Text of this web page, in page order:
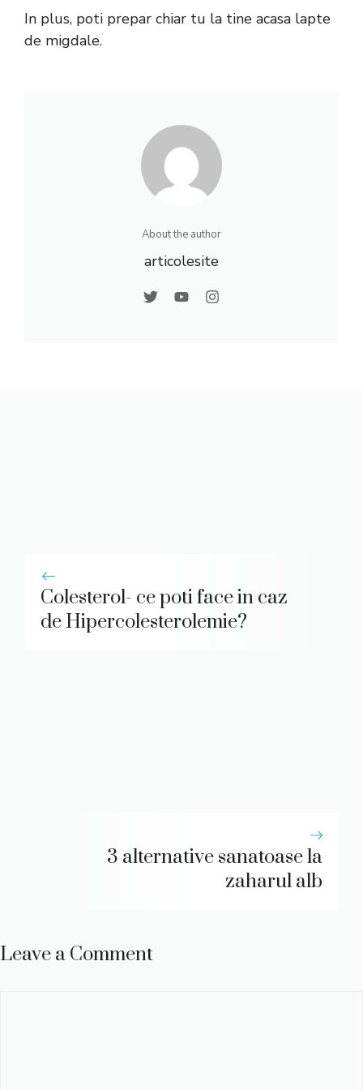
In plus, poti prepar chiar tu la tine acasa lapte
de migdale.
About the author
articolesite
Colesterol- ce poti face in caz
de Hipercolesterolemie?
3 alternative sanatoase la
zaharul alb
Leave a Comment